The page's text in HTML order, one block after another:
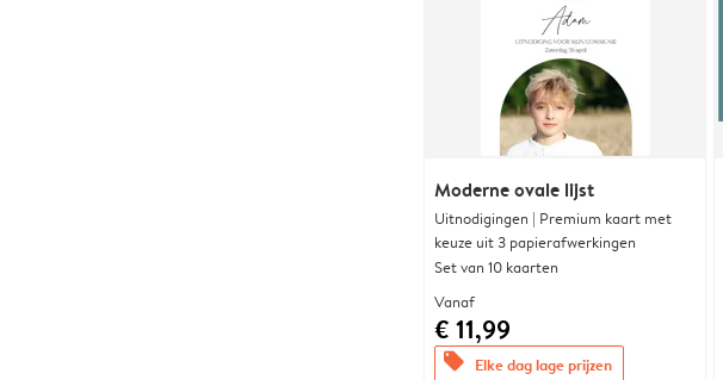
Moderne ovale lijst
Uitnodigingen | Premium kaart met
keuze uit 3 papierafwerkingen
Set van 10 kaarten
Vanaf
€ 11,99
offers Elke dag lage prijzen